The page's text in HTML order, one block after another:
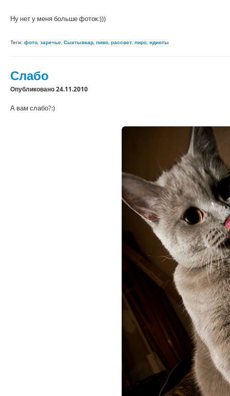
Ну нет у меня больше фоток:)))
Теги: фото, заречье, Сыктывкар, пиво, рассвет, пирс, идиоты
Слабо
Опубликовано 24.11.2010
А вам слабо?:)